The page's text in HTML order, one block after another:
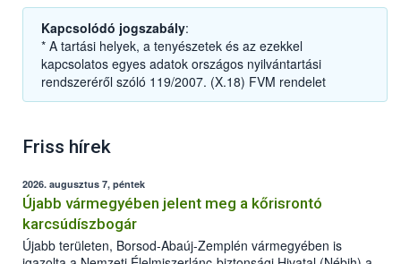
Kapcsolódó jogszabály:
* A tartási helyek, a tenyészetek és az ezekkel
kapcsolatos egyes adatok országos nyilvántartási
rendszeréről szóló 119/2007. (X.18) FVM rendelet
Friss hírek
2026. augusztus 7, péntek
Újabb vármegyében jelent meg a kőrisrontó
karcsúdíszbogár
Újabb területen, Borsod-Abaúj-Zemplén vármegyében is